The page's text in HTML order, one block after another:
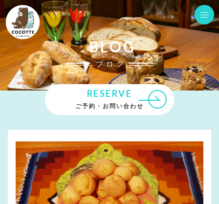
BLOG
ブログ
RESERVE
ご予約・お問い合わせ